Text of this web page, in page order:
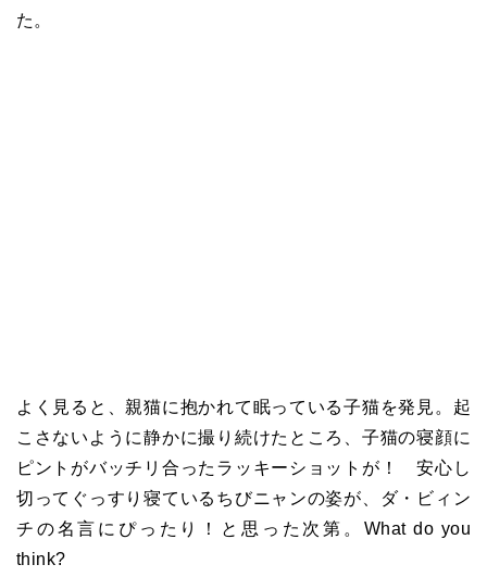
た。
よく見ると、親猫に抱かれて眠っている子猫を発見。起
こさないように静かに撮り続けたところ、子猫の寝顔に
ピントがバッチリ合ったラッキーショットが！ 安心し
切ってぐっすり寝ているちびニャンの姿が、ダ・ビィン
チの名言にぴったり！と思った次第。What do you
think?